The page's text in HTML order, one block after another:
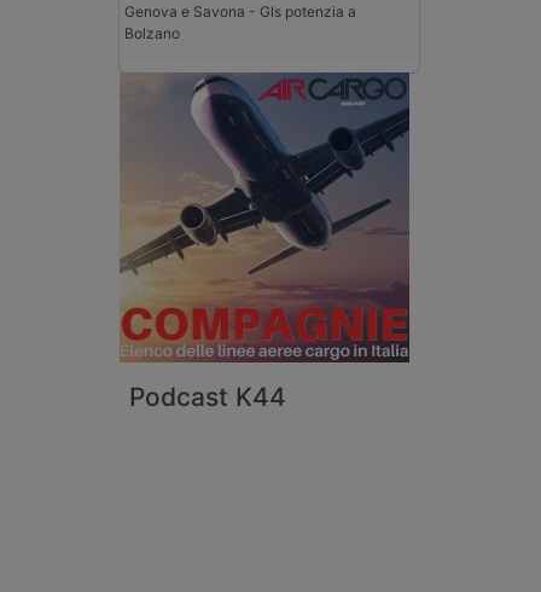
Genova e Savona - Gls potenzia a
Bolzano
Podcast K44